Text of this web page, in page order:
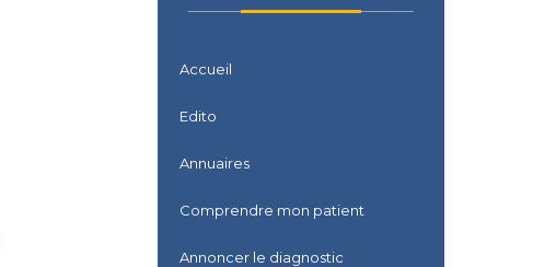
Accueil
Edito
Annuaires
Comprendre mon patient
Annoncer le diagnostic